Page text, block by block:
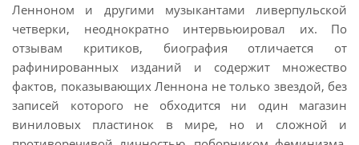
Ленноном и другими музыкантами ливерпульской
четверки, неоднократно интервьюировал их. По
отзывам критиков, биография отличается от
рафинированных изданий и содержит множество
фактов, показывающих Леннона не только звездой, без
записей которого не обходится ни один магазин
виниловых пластинок в мире, но и сложной и